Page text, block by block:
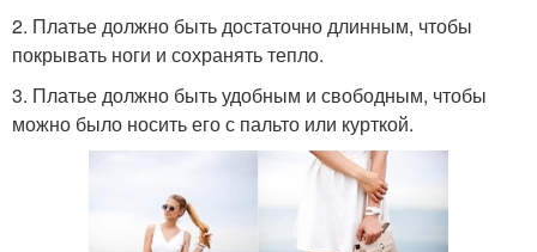
2. Платье должно быть достаточно длинным, чтобы
покрывать ноги и сохранять тепло.
3. Платье должно быть удобным и свободным, чтобы
можно было носить его с пальто или курткой.